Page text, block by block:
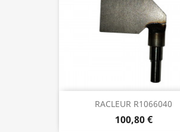
RACLEUR R1066040
100,80 €